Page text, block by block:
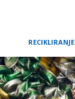
RECIKLIRANJE